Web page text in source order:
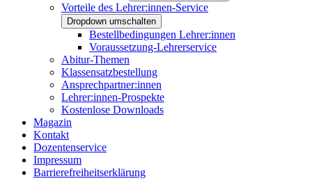
Vorteile des Lehrer:innen-Service
Dropdown umschalten
Bestellbedingungen Lehrer:innen
Voraussetzung-Lehrerservice
Abitur-Themen
Klassensatzbestellung
Ansprechpartner:innen
Lehrer:innen-Prospekte
Kostenlose Downloads
Magazin
Kontakt
Dozentenservice
Impressum
Barrierefreiheitserklärung